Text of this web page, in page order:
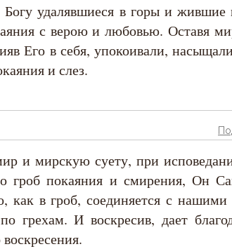
удалявшиеся в горы и жившие
с верою и любовью. Оставя
Его в себя, упокоивали,
и слез.
и мирскую суету, при
гроб покаяния и смирения, Он
как в гроб, соединяется с
грехам. И воскресив, дает